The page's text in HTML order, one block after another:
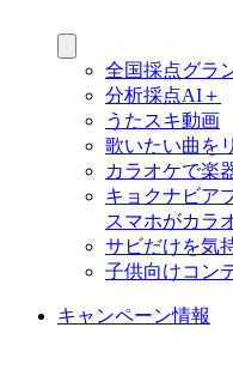
全国採点グラ
分析採点AI＋
うたスキ動画
歌いたい曲を
カラオケで楽
キョクナビア
スマホがカラ
サビだけを気
子供向けコン
キャンペーン情報